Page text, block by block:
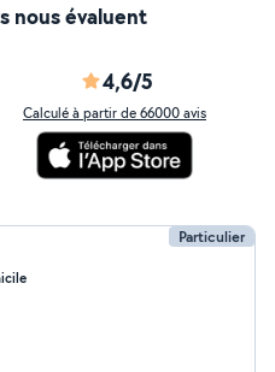
nous évaluent
4,6/5
Calculé à partir de 66000 avis
Particulier